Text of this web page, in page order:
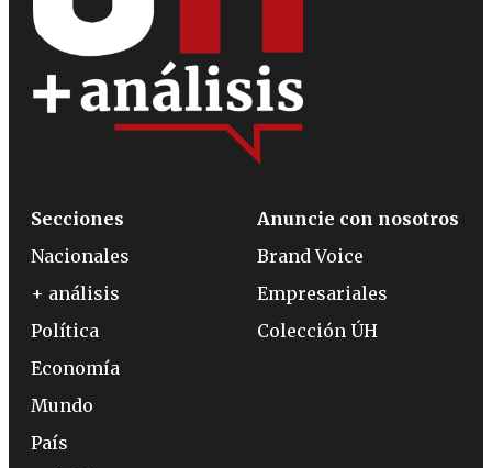
Secciones
Nacionales
+ análisis
Política
Economía
Mundo
País
Anuncie con nosotros
Brand Voice
Empresariales
Colección ÚH